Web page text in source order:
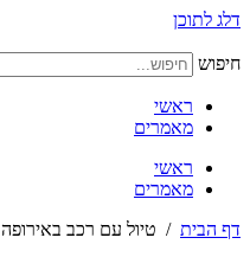
דלג לתוכן
חיפוש
ראשי
מאמרים
ראשי
מאמרים
דף הבית / טיול עם רכב באירופה